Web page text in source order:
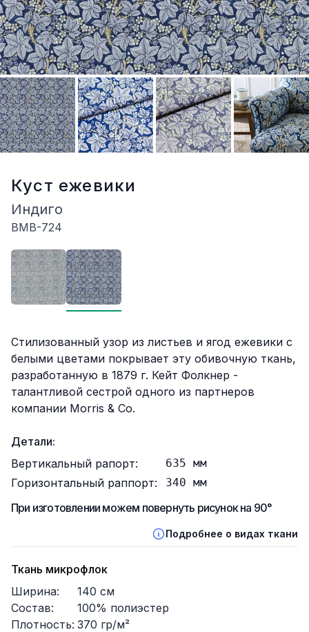
Куст ежевики
Индиго
BMB-724
Описание
Стилизованный узор из листьев и ягод ежевики с
белыми цветами покрывает эту обивочную ткань,
разработанную в 1879 г. Кейт Фолкнер -
талантливой сестрой одного из партнеров
компании Morris & Co.
Детали:
Вертикальный рапорт:
635 мм
Горизонтальный раппорт: 340 мм
При изготовлении можем повернуть рисунок на 90°
Подробнее о видах ткани
Ткань микрофлок
Ширина:
140 см
Состав:
100% полиэстер
Плотность: 370 гр/м²